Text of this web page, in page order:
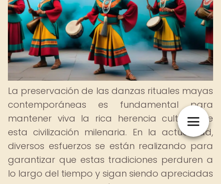
La preservación de las danzas rituales mayas
contemporáneas es fundamental para
mantener viva la rica herencia cultural de
esta civilización milenaria. En la actualidad,
diversos esfuerzos se están realizando para
garantizar que estas tradiciones perduren a
lo largo del tiempo y sigan siendo apreciadas